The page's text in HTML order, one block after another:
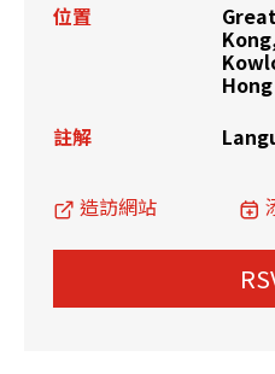
位置
註解
造訪網站